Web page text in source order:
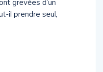
grevées d’un
il prendre seul,